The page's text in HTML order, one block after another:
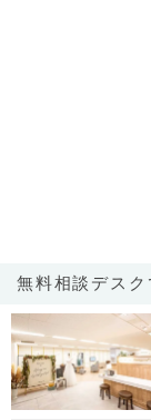
無料相談デスク